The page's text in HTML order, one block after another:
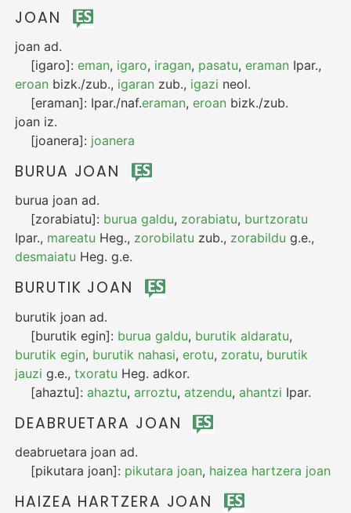
JOAN
joan ad.
[igaro]:eman, igaro, iragan, pasatu,eraman Ipar.,
eroan bizk./zub., igaran zub., igazi neol.
[eraman]: Ipar./naf.eraman,eroan bizk./zub.
joan iz.
[joanera]: joanera
BURUA JOAN
burua joan ad.
[zorabiatu]: burua galdu, zorabiatu, burtzoratu
Ipar., mareatu Heg., zorobilatu zub., zorabildu g.e.,
desmaiatu Heg. g.e.
BURUTIK JOAN
burutik joan ad.
[burutik egin]: burua galdu, burutik aldaratu,
burutik egin, burutik nahasi,erotu, zoratu, burutik
jauzi g.e.,txoratu Heg. adkor.
[ahaztu]:ahaztu,arroztu,atzendu,ahantzi Ipar.
DEABRUETARA JOAN
deabruetara joan ad.
[pikutara joan]: pikutara joan, haizea hartzera joan
HAIZEA HARTZERA JOAN